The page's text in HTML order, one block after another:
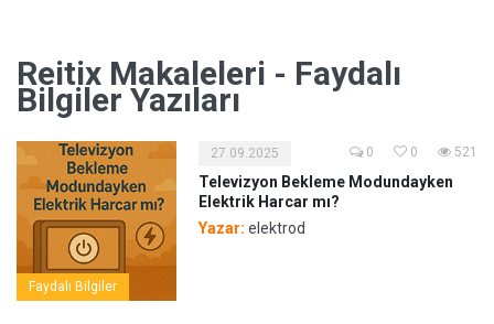
Reitix Makaleleri - Faydalı
Bilgiler Yazıları
Faydalı Bilgiler
27.09.2025 0 0 521
Televizyon Bekleme Modundayken
Elektrik Harcar mı?
Yazar: elektrod